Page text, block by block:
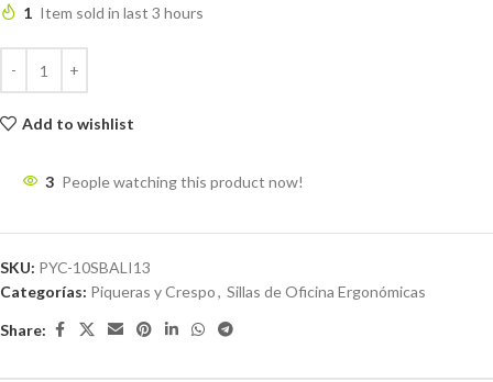
1 Item sold in last 3 hours
Add to wishlist
3 People watching this product now!
SKU: PYC-10SBALI13
Categorías: Piqueras y Crespo, Sillas de Oficina Ergonómicas
Share: